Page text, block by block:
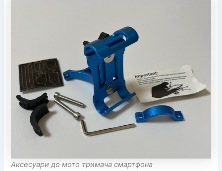
Аксесуари до мото тримача смартфона